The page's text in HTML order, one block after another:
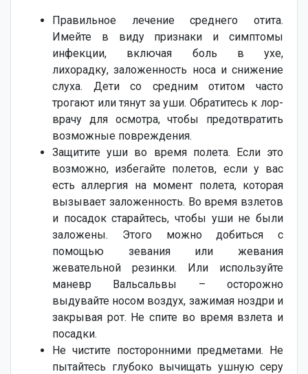
Правильное лечение среднего отита.
Имейте в виду признаки и симптомы
инфекции, включая боль в ухе,
лихорадку, заложенность носа и снижение
слуха. Дети со средним отитом часто
трогают или тянут за уши. Обратитесь к лор-
врачу для осмотра, чтобы предотвратить
возможные повреждения.
Защитите уши во время полета. Если это
возможно, избегайте полетов, если у вас
есть аллергия на момент полета, которая
вызывает заложенность. Во время взлетов
и посадок старайтесь, чтобы уши не были
заложены. Этого можно добиться с
помощью зевания или жевания
жевательной резинки. Или используйте
маневр Вальсальвы – осторожно
выдувайте носом воздух, зажимая ноздри и
закрывая рот. Не спите во время взлета и
посадки.
Не чистите посторонними предметами. Не
пытайтесь глубоко вычищать ушную серу